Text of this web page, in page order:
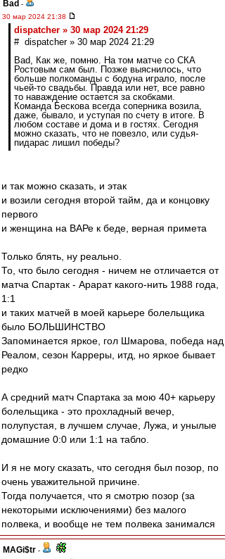
Bad -
30 мар 2024 21:38
dispatcher » 30 мар 2024 21:29
# dispatcher » 30 мар 2024 21:29
Bad, Как же, помню. На том матче со СКА
Ростовым сам был. Позже выяснилось, что
больше полкоманды с бодуна играло, после
чьей-то свадьбы. Правда или нет, все равно
то наваждение остается за скобками.
Команда Бескова всегда соперника возила,
даже, бывало, и уступая по счету в итоге. В
любом составе и дома и в гостях. Сегодня
можно сказать, что не повезло, или судья-
пидарас лишил победы?
и так можно сказать, и этак
и возили сегодня второй тайм, да и концовку
первого
и женщина на ВАРе к беде, верная примета
Только блять, ну реально.
То, что было сегодня - ничем не отличается от
матча Спартак - Арарат какого-нить 1988 года,
1:1
и таких матчей в моей карьере болельщика
было БОЛЬШИНСТВО
Запоминается яркое, гол Шмарова, победа над
Реалом, сезон Карреры, итд, но яркое бывает
редко
А средний матч Спартака за мою 40+ карьеру
болельщика - это прохладный вечер,
полупустая, в лучшем случае, Лужа, и унылые
домашние 0:0 или 1:1 на табло.
И я не могу сказать, что сегодня был позор, по
очень уважительной причине.
Тогда получается, что я смотрю позор (за
некоторыми исключениями) без малого
полвека, и вообще не тем полвека занимался
MAGi$tr -